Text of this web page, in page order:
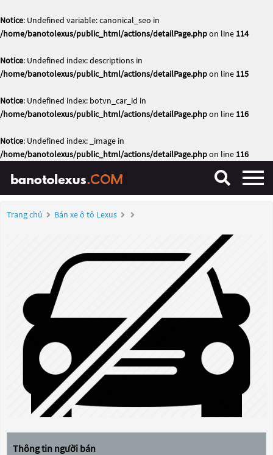
Notice: Undefined variable: canonical_seo in
/home/banotolexus/public_html/actions/detailPage.phpon line 114
Notice: Undefined index: descriptions in
/home/banotolexus/public_html/actions/detailPage.phpon line 115
Notice: Undefined index: botvn_car_id in
/home/banotolexus/public_html/actions/detailPage.phpon line 116
Notice: Undefined index: _image in
/home/banotolexus/public_html/actions/detailPage.phpon line 116
Trang chủ Bán xe ô tô Lexus
Thông tin người bán